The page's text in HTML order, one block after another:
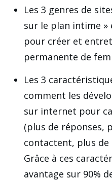
Les 3 genres de
sur le plan intime
pour créer et
permanente de
Les 3
comment les
sur internet pour
(plus de réponses,
contactent, plus de
Grâce à ces
avantage sur 90%